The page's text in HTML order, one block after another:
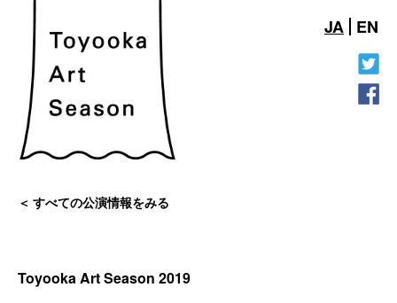
JA EN
すべての公演情報をみる
Toyooka Art Season 2019